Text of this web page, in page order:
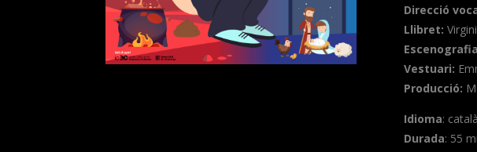
Direcció
Llibret:
Vestuari:
Producció:
Idioma: català
Durada: 55